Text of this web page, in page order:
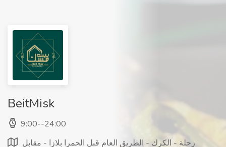
BeitMisk
9:00--24:00
زحلة - الكرك - الطريق العام قبل الحمرا بلازا - مقابل